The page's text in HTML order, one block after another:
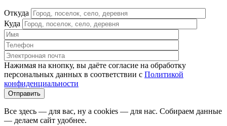
Откуда
Куда
Нажимая на кнопку, вы даёте согласие на обработку
персональных данных в соответствии c Политикой
конфиденциальности
Все здесь — для вас, ну а cookies — для нас. Собираем данные
— делаем сайт удобнее.